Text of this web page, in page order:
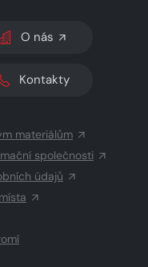
O nás
Kontakty
materiálům
společnosti
údajů